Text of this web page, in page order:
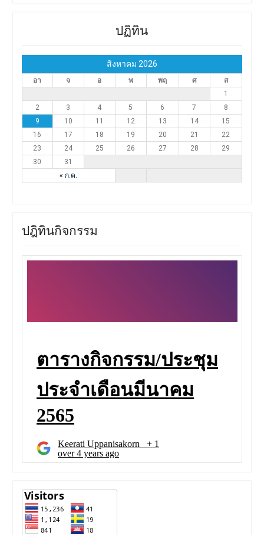
ปฏิทิน
สิงหาคม 2026
อา จ อ พ พฤ ศ ส
« ก.ค.
1
2
3 4 5 6 7
8
9
10 11 12 13 14
15
16
17 18 19 20 21
22
23
24 25 26 27 28
29
30
31
ปฎิทินกิจกรรม